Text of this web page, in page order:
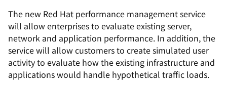
The new Red Hat performance management service
will allow enterprises to evaluate existing server,
network and application performance. In addition, the
service will allow customers to create simulated user
activity to evaluate how the existing infrastructure and
applications would handle hypothetical traffic loads.